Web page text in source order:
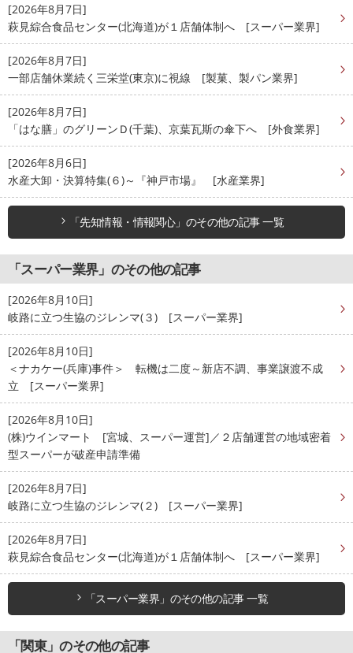
[2026年8月7日]
萩見綜合食品センター(北海道)が１店舗体制へ [スーパー業界]
[2026年8月7日]
一部店舗休業続く三栄堂(東京)に視線 [製菓、製パン業界]
[2026年8月7日]
「はな膳」のグリーンＤ(千葉)、京葉瓦斯の傘下へ [外食業界]
[2026年8月6日]
水産大卸・決算特集(６)～『神戸市場』 [水産業界]
「先知情報・情報関心」のその他の記事 一覧
「スーパー業界」のその他の記事
[2026年8月10日]
岐路に立つ生協のジレンマ(３) [スーパー業界]
[2026年8月10日]
＜ナカケー(兵庫)事件＞ 転機は二度～新店不調、事業譲渡不成
立 [スーパー業界]
[2026年8月10日]
(株)ウインマート [宮城、スーパー運営]／２店舗運営の地域密着
型スーパーが破産申請準備
[2026年8月7日]
岐路に立つ生協のジレンマ(２) [スーパー業界]
[2026年8月7日]
萩見綜合食品センター(北海道)が１店舗体制へ [スーパー業界]
「スーパー業界」のその他の記事 一覧
「関東」のその他の記事